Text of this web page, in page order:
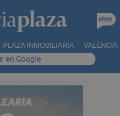
PLAZA INMOBILIARIA VALÈNCIA
en Google